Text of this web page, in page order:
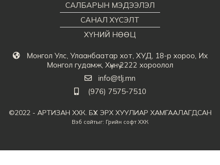
Монгол Улс, Улаанбаатар хот, ХУД, 18-р хороо, Их
Монгол гудамж, Хүннү 2222 хороолол
info@tlj.mn
(976) 7575-7510
САЛБАРЫН МЭДЭЭЛЭЛ
САНАЛ ХҮСЭЛТ
ХҮНИЙ НӨӨЦ
©2022 - АРТИЗАН ХХК. БҮХ ЭРХ ХУУЛИАР ХАМГААЛАГДСАН
Вэб сайтыг: Грийн софт ХХК